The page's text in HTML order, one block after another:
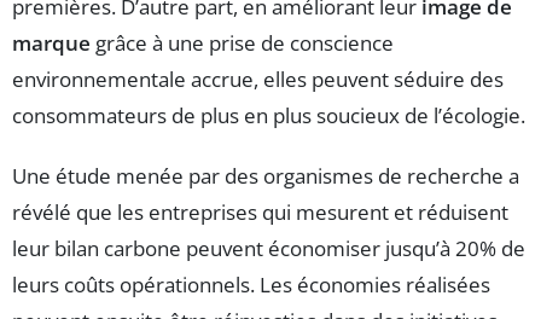
premières. D’autre part, en améliorant leur image de
marque grâce à une prise de conscience
environnementale accrue, elles peuvent séduire des
consommateurs de plus en plus soucieux de l’écologie.
Une étude menée par des organismes de recherche a
révélé que les entreprises qui mesurent et réduisent
leur bilan carbone peuvent économiser jusqu’à 20% de
leurs coûts opérationnels. Les économies réalisées